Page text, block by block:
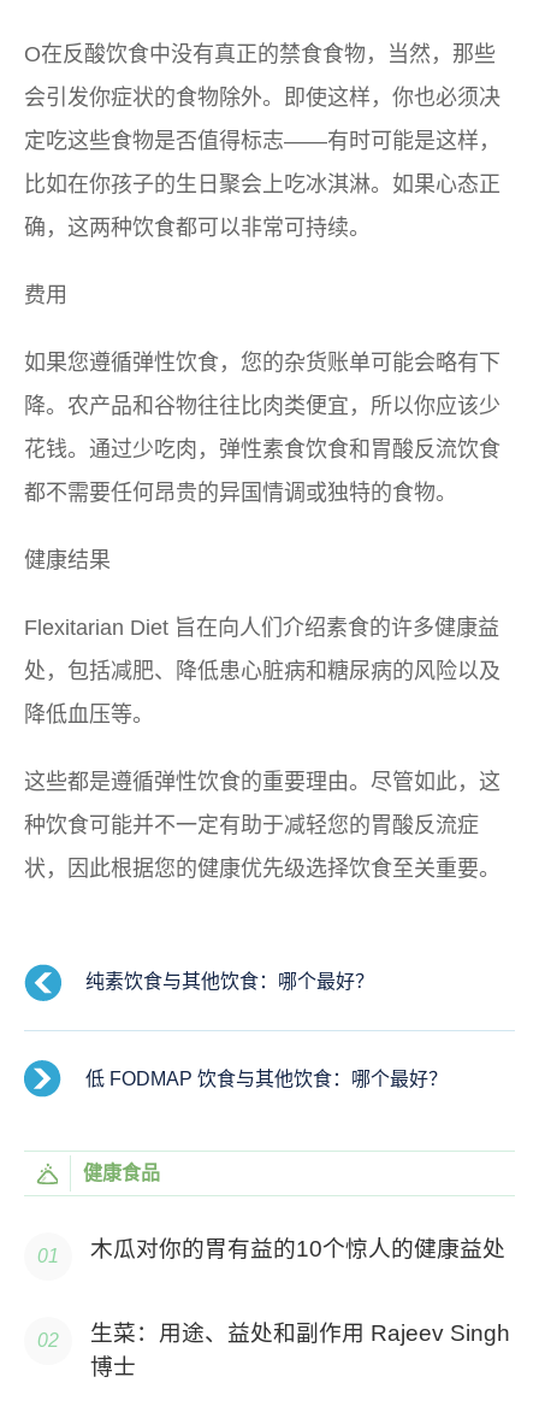
O在反酸饮食中没有真正的禁食食物，当然，那些
会引发你症状的食物除外。即使这样，你也必须决
定吃这些食物是否值得标志——有时可能是这样，
比如在你孩子的生日聚会上吃冰淇淋。如果心态正
确，这两种饮食都可以非常可持续。
费用
如果您遵循弹性饮食，您的杂货账单可能会略有下
降。农产品和谷物往往比肉类便宜，所以你应该少
花钱。通过少吃肉，弹性素食饮食和胃酸反流饮食
都不需要任何昂贵的异国情调或独特的食物。
健康结果
Flexitarian Diet 旨在向人们介绍素食的许多健康益
处，包括减肥、降低患心脏病和糖尿病的风险以及
降低血压等。
这些都是遵循弹性饮食的重要理由。尽管如此，这
种饮食可能并不一定有助于减轻您的胃酸反流症
状，因此根据您的健康优先级选择饮食至关重要。
纯素饮食与其他饮食：哪个最好？
低 FODMAP 饮食与其他饮食：哪个最好？
健康食品
木瓜对你的胃有益的10个惊人的健康益处
生菜：用途、益处和副作用 Rajeev Singh
博士